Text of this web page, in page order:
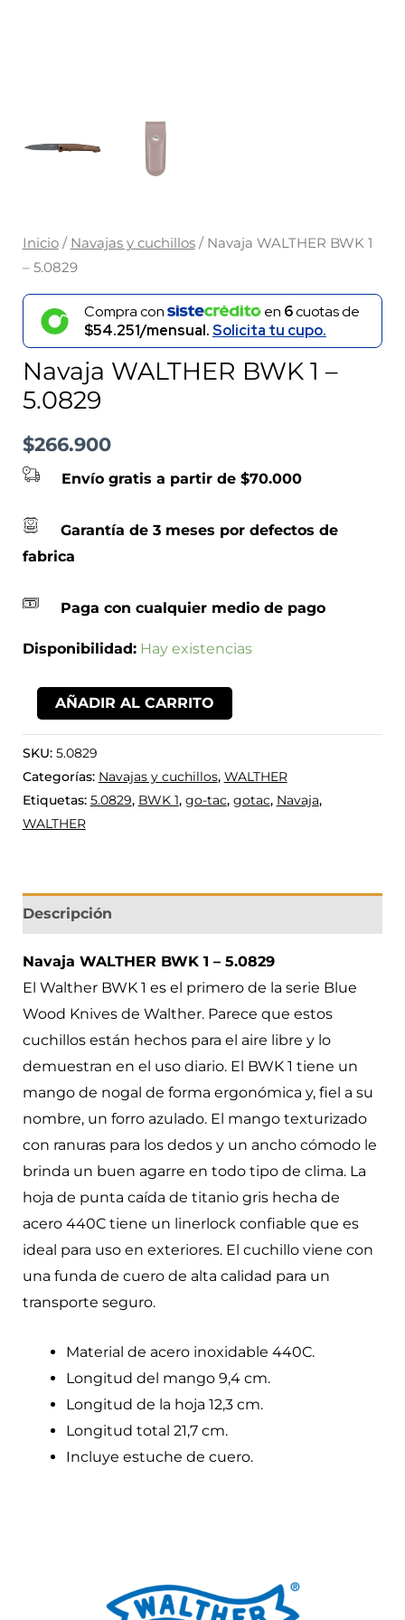
Inicio/ Navajas y cuchillos/ Navaja WALTHER BWK 1
– 5.0829
Compra con en 6cuotas de
$54.251/mensual.Solicita tu cupo.
Navaja WALTHER BWK 1 –
5.0829
$266.900
Envío gratis a partir de $70.000
Garantía de 3 meses por defectos de
fabrica
Paga con cualquier medio de pago
Disponibilidad: Hay existencias
AÑADIR AL CARRITO
SKU: 5.0829
Categorías: Navajas y cuchillos, WALTHER
Etiquetas: 5.0829, BWK 1, go-tac, gotac, Navaja,
WALTHER
Descripción
Navaja WALTHER BWK 1 – 5.0829
El Walther BWK 1 es el primero de la serie Blue
Wood Knives de Walther. Parece que estos
cuchillos están hechos para el aire libre y lo
demuestran en el uso diario. El BWK 1 tiene un
mango de nogal de forma ergonómica y, fiel a su
nombre, un forro azulado. El mango texturizado
con ranuras para los dedos y un ancho cómodo le
brinda un buen agarre en todo tipo de clima. La
hoja de punta caída de titanio gris hecha de
acero 440C tiene un linerlock confiable que es
ideal para uso en exteriores. El cuchillo viene con
una funda de cuero de alta calidad para un
transporte seguro.
Material de acero inoxidable 440C.
Longitud del mango 9,4 cm.
Longitud de la hoja 12,3 cm.
Longitud total 21,7 cm.
Incluye estuche de cuero.